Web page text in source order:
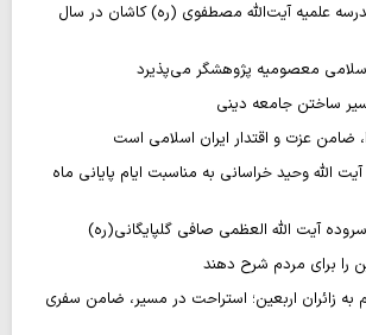
علمیه آیت‌الله مصطفوی (ره) کاشان در سال
معصومیه پژوهشگر می‌پذیرد
ساختن جامعه دینی
ضامن عزت و اقتدار ایران اسلامی است
الله وحید خراسانی به مناسبت ایام پایانی ماه
آیت الله العظمی صافی گلپایگانی(ره)
را برای مردم شرح دهند
زائران اربعین؛ استراحت در مسیر، ضامن سفری